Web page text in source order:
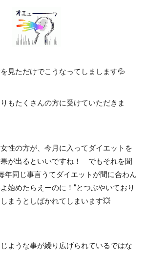
見ただけでこうなってしまします💦
もたくさんの方に受けていただきま
性の方が、今月に入ってダイエットを
が出るといいですね！ でもそれを聞
年同じ事言うてダイエットが間に合わん
始めたらえーのに！”とつぶやいており
まうとしばかれてしまいます💥
ような事が繰り広げられているではな